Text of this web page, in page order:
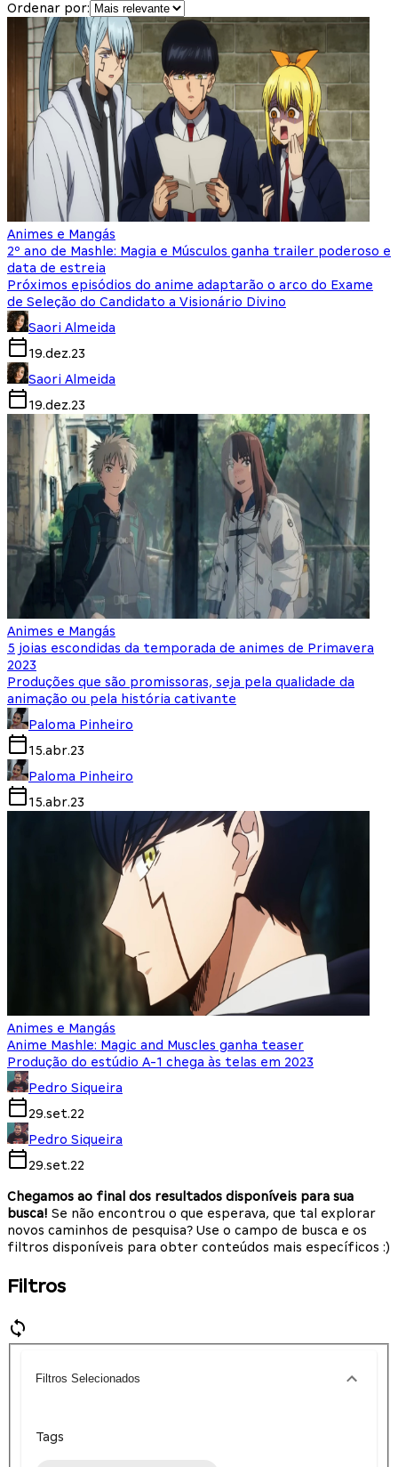
Ordenar por:
Animes e Mangás
2º ano de Mashle: Magia e Músculos ganha trailer poderoso e
data de estreia
Próximos episódios do anime adaptarão o arco do Exame
de Seleção do Candidato a Visionário Divino
Saori Almeida
19.dez.23
Saori Almeida
19.dez.23
Animes e Mangás
5 joias escondidas da temporada de animes de Primavera
2023
Produções que são promissoras, seja pela qualidade da
animação ou pela história cativante
Paloma Pinheiro
15.abr.23
Paloma Pinheiro
15.abr.23
Animes e Mangás
Anime Mashle: Magic and Muscles ganha teaser
Produção do estúdio A-1 chega às telas em 2023
Pedro Siqueira
29.set.22
Pedro Siqueira
29.set.22
Chegamos ao final dos resultados disponíveis para sua
busca! Se não encontrou o que esperava, que tal explorar
novos caminhos de pesquisa? Use o campo de busca e os
filtros disponíveis para obter conteúdos mais específicos :)
Filtros
Filtros Selecionados
Tags